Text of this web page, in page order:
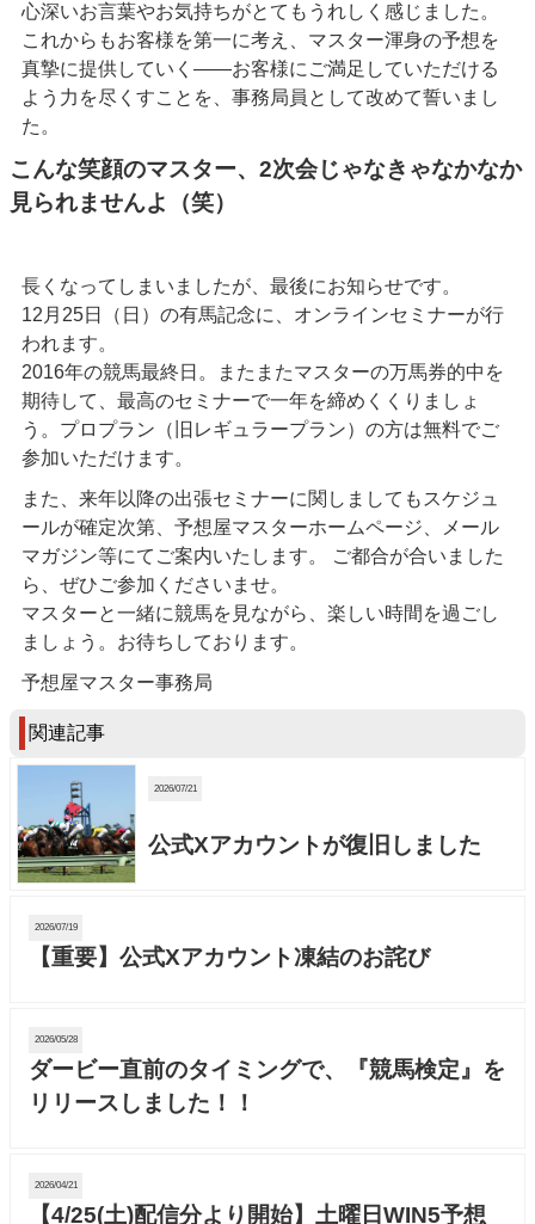
心深いお言葉やお気持ちがとてもうれしく感じました。
これからもお客様を第一に考え、マスター渾身の予想を
真摯に提供していく――お客様にご満足していただける
よう力を尽くすことを、事務局員として改めて誓いまし
た。
こんな笑顔のマスター、2次会じゃなきゃなかなか
見られませんよ（笑）
長くなってしまいましたが、最後にお知らせです。
12月25日（日）の有馬記念に、オンラインセミナーが行
われます。
2016年の競馬最終日。またまたマスターの万馬券的中を
期待して、最高のセミナーで一年を締めくくりましょ
う。プロプラン（旧レギュラープラン）の方は無料でご
参加いただけます。
また、来年以降の出張セミナーに関しましてもスケジュ
ールが確定次第、予想屋マスターホームページ、メール
マガジン等にてご案内いたします。 ご都合が合いました
ら、ぜひご参加くださいませ。
マスターと一緒に競馬を見ながら、楽しい時間を過ごし
ましょう。お待ちしております。
予想屋マスター事務局
関連記事
2026/07/21
公式Xアカウントが復旧しました
2026/07/19
【重要】公式Xアカウント凍結のお詫び
2026/05/28
ダービー直前のタイミングで、『競馬検定』を
リリースしました！！
2026/04/21
【4/25(土)配信分より開始】土曜日WIN5予想